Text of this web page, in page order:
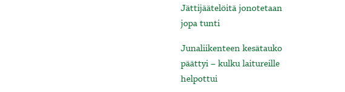
Jättijäätelöitä jonotetaan
jopa tunti
Junaliikenteen kesätauko
päättyi – kulku laitureille
helpottui